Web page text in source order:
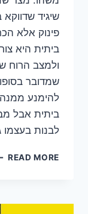
שיגיד
פינוק אלא
ביתית היא
ולמצב הרוח
שמדובר
להימנע
ביתית אבל
לבנות בעצמו
READ MORE